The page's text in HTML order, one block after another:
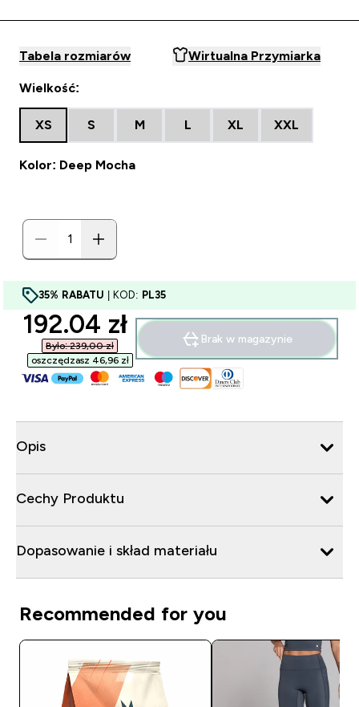
Tabela rozmiarów Wirtualna Przymiarka
Wielkość:
XS S M L XL XXL
Kolor: Deep Mocha
35% RABATU | KOD: PL35
discounted price
192.04 zł‎
Było: 239,00 zł‎
oszczędzasz 46,96 zł‎
Brak w magazynie
Opis
Cechy Produktu
Dopasowanie i skład materiału
Recommended for you